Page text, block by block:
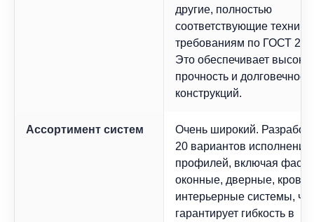
другие, полностью
соответствующие
требованиям по ГОСТ
Это обеспечивает
прочность и
конструкций.
Ассортимент систем
Очень широкий.
20 вариантов исполнения
профилей, включая
оконные, дверные,
интерьерные системы, что
гарантирует гибкость в